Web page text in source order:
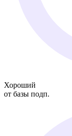
Хороший
от базы подп.